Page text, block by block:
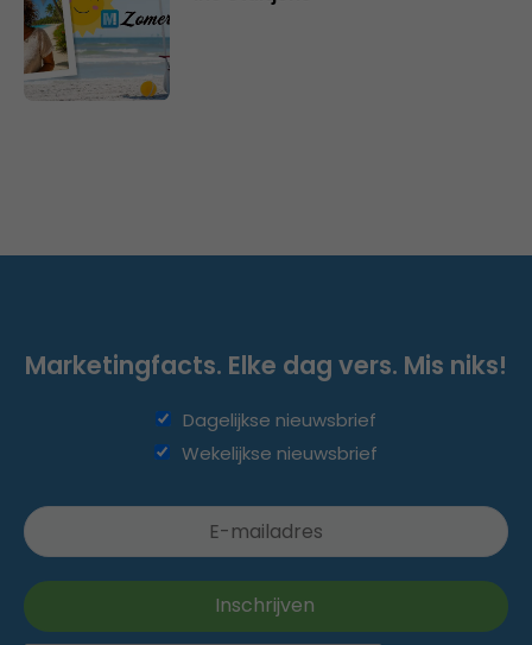
Marketingfacts. Elke dag vers. Mis niks!
Dagelijkse nieuwsbrief
Wekelijkse nieuwsbrief